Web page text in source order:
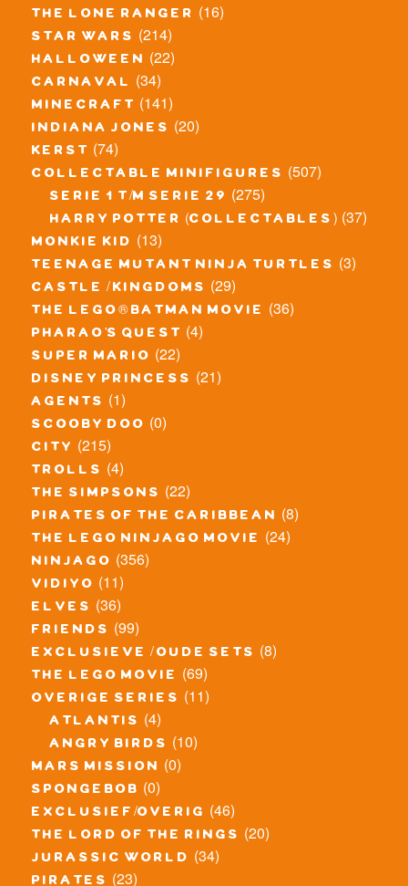
the lone ranger (16)
star wars (214)
halloween (22)
carnaval (34)
minecraft (141)
indiana jones (20)
kerst (74)
collectable minifigures (507)
serie 1 t/m serie 29 (275)
harry potter (collectables) (37)
monkie kid (13)
teenage mutant ninja turtles (3)
castle / kingdoms (29)
the lego® batman movie (36)
pharao's quest (4)
super mario (22)
disney princess (21)
agents (1)
scooby doo (0)
city (215)
trolls (4)
the simpsons (22)
pirates of the caribbean (8)
the lego ninjago movie (24)
ninjago (356)
vidiyo (11)
elves (36)
friends (99)
exclusieve / oude sets (8)
the lego movie (69)
overige series (11)
atlantis (4)
angry birds (10)
mars mission (0)
spongebob (0)
exclusief/overig (46)
the lord of the rings (20)
jurassic world (34)
(23)